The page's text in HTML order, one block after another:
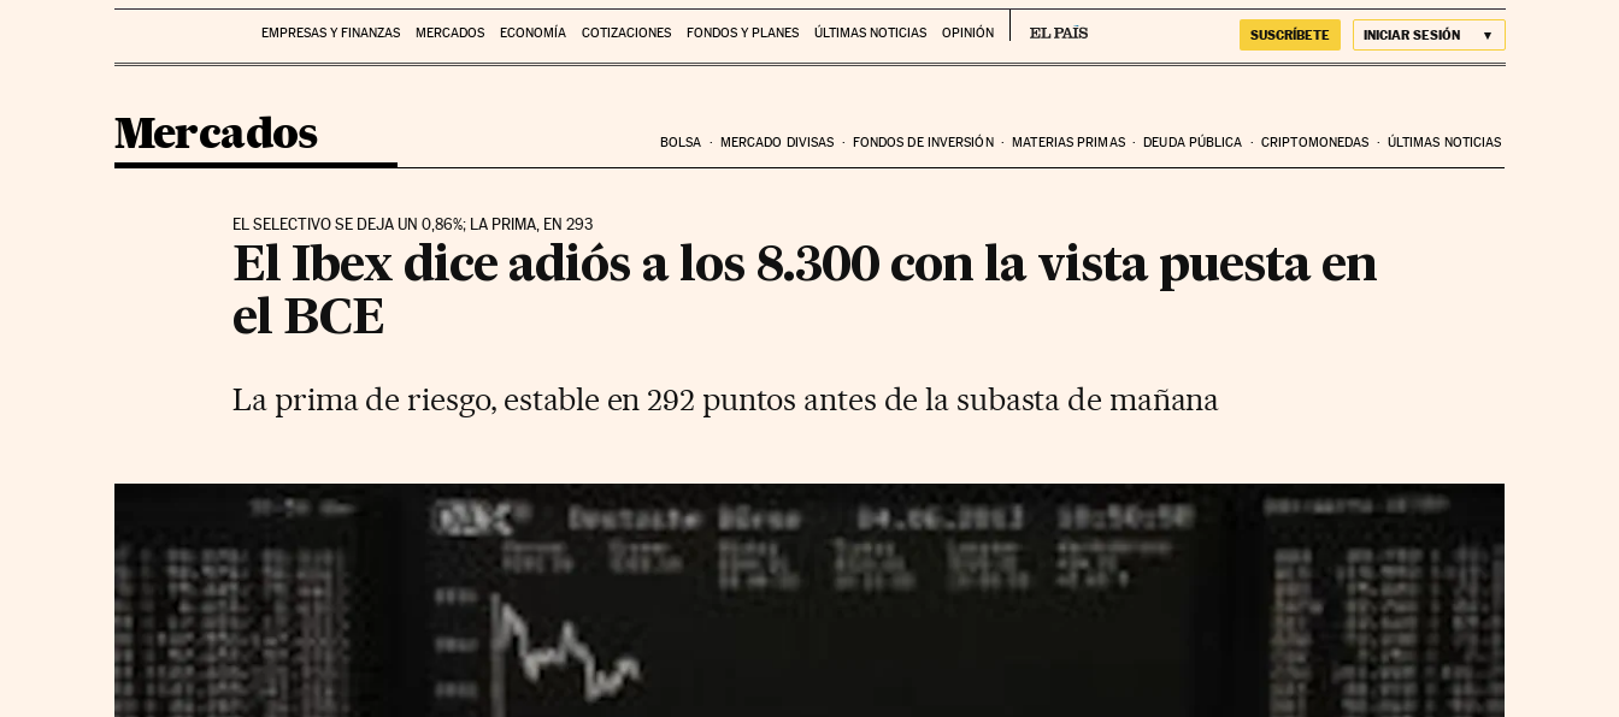
EMPRESAS Y FINANZAS MERCADOS ECONOMÍA COTIZACIONES FONDOS Y PLANES ÚLTIMAS NOTICIAS OPINIÓN SUSCRÍBETE INICIAR SESIÓN
Mercados BOLSA MERCADO DIVISAS FONDOS DE INVERSIÓN MATERIAS PRIMAS DEUDA PÚBLICA CRIPTOMONEDAS ÚLTIMAS NOTICIAS
EL SELECTIVO SE DEJA UN 0,86%; LA PRIMA, EN 293
El Ibex dice adiós a los 8.300 con la vista puesta en
el BCE
La prima de riesgo, estable en 292 puntos antes de la subasta de mañana